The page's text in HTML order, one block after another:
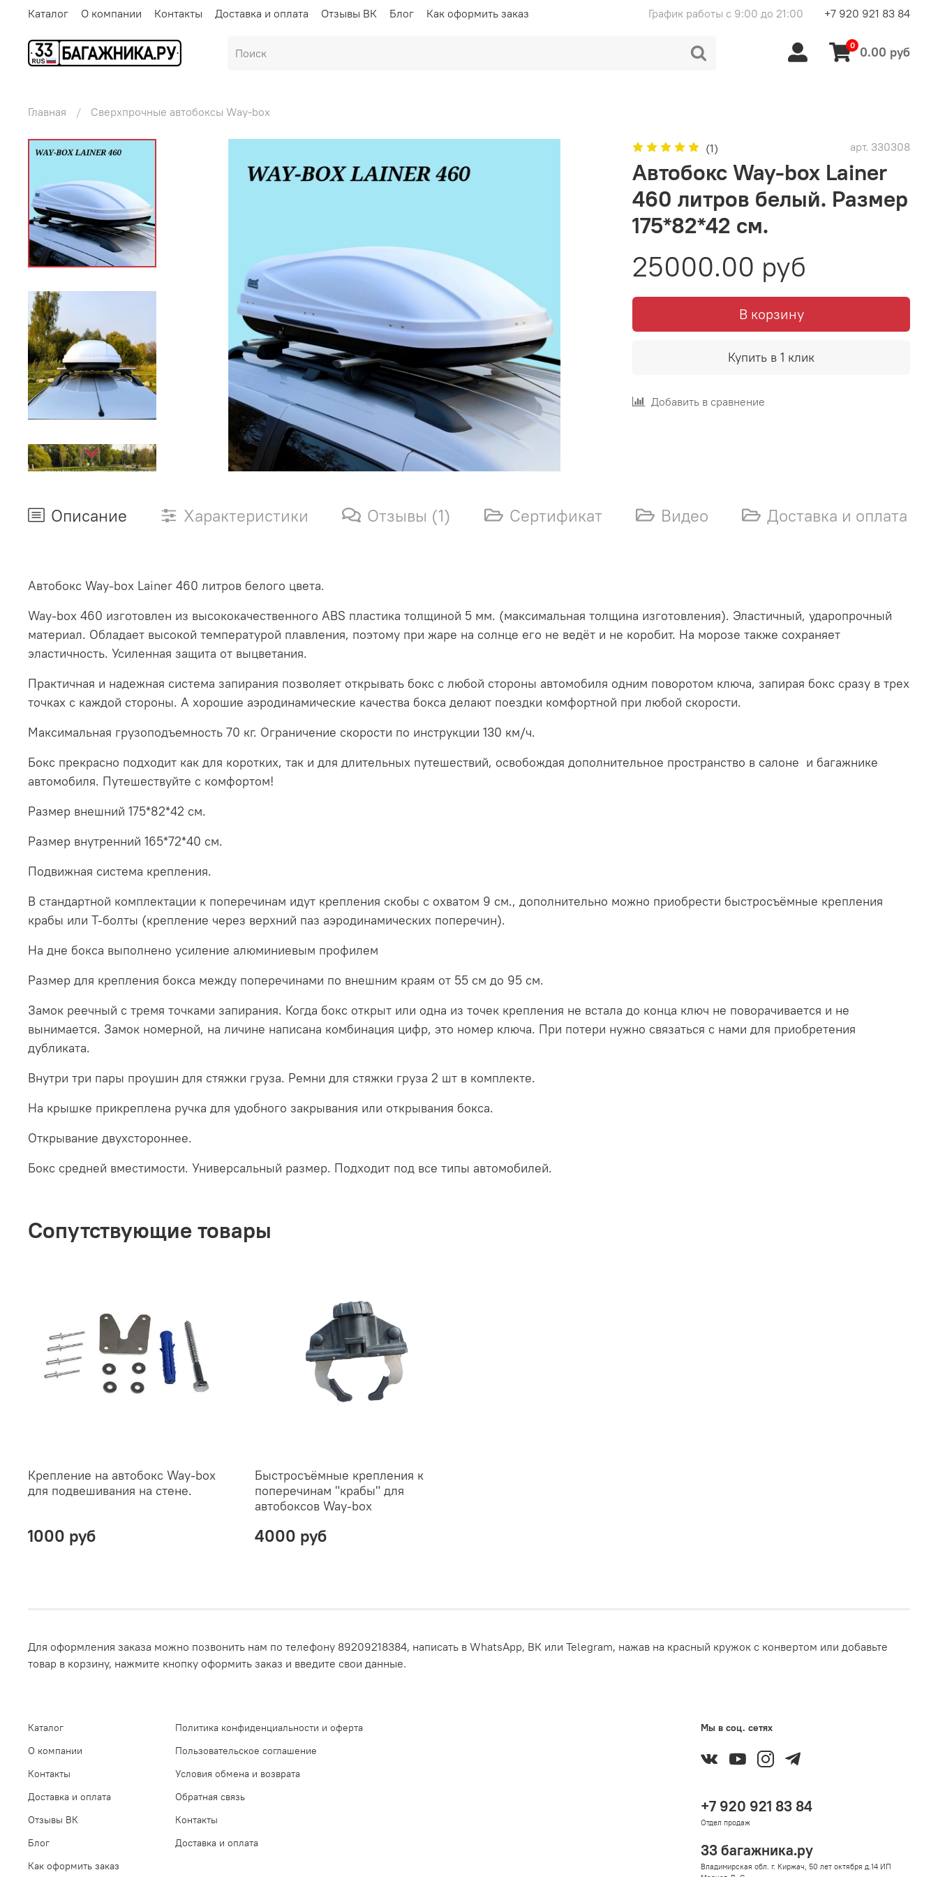
Каталог О компании Контакты Доставка и оплата Отзывы ВК Блог Как оформить заказ График работы с 9:00 до 21:00 +7 920 921 83 84
0 0.00 руб
Главная Сверхпрочные автобоксы Way-box
(1) арт. 330308
Автобокс Way-box Lainer
460 литров белый. Размер
175*82*42 см.
25000.00 руб
В корзину
Купить в 1 клик
Добавить в сравнение
Описание Характеристики Отзывы (1) Сертификат Видео Доставка и оплата
Автобокс Way-box Lainer 460 литров белого цвета.
Way-box 460 изготовлен из высококачественного ABS пластика толщиной 5 мм. (максимальная толщина изготовления). Эластичный, ударопрочный
материал. Обладает высокой температурой плавления, поэтому при жаре на солнце его не ведёт и не коробит. На морозе также сохраняет
эластичность. Усиленная защита от выцветания.
Практичная и надежная система запирания позволяет открывать бокс с любой стороны автомобиля одним поворотом ключа, запирая бокс сразу в трех
точках с каждой стороны. А хорошие аэродинамические качества бокса делают поездки комфортной при любой скорости.
Максимальная грузоподъемность 70 кг. Ограничение скорости по инструкции 130 км/ч.
Бокс прекрасно подходит как для коротких, так и для длительных путешествий, освобождая дополнительное пространство в салоне и багажнике
автомобиля. Путешествуйте с комфортом!
Размер внешний 175*82*42 см.
Размер внутренний 165*72*40 см.
Подвижная система крепления.
В стандартной комплектации к поперечинам идут крепления скобы с охватом 9 см., дополнительно можно приобрести быстросъёмные крепления
крабы или Т-болты (крепление через верхний паз аэродинамических поперечин).
На дне бокса выполнено усиление алюминиевым профилем
Размер для крепления бокса между поперечинами по внешним краям от 55 см до 95 см.
Замок реечный с тремя точками запирания. Когда бокс открыт или одна из точек крепления не встала до конца ключ не поворачивается и не
вынимается. Замок номерной, на личине написана комбинация цифр, это номер ключа. При потери нужно связаться с нами для приобретения
дубликата.
Внутри три пары проушин для стяжки груза. Ремни для стяжки груза 2 шт в комплекте.
На крышке прикреплена ручка для удобного закрывания или открывания бокса.
Открывание двухстороннее.
Бокс средней вместимости. Универсальный размер. Подходит под все типы автомобилей.
Сопутствующие товары
Крепление на автобокс Way-box
для подвешивания на стене.
1000 руб
Быстросъёмные крепления к
поперечинам "крабы" для
автобоксов Way-box
4000 руб
Для оформления заказа можно позвонить нам по телефону 89209218384, написать в WhatsApp, ВК или Telegram, нажав на красный кружок с конвертом или добавьте
товар в корзину, нажмите кнопку оформить заказ и введите свои данные.
Каталог
О компании
Контакты
Доставка и оплата
Отзывы ВК
Блог
Как оформить заказ
Политика конфиденциальности и оферта
Пользовательское соглашение
Условия обмена и возврата
Обратная связь
Контакты
Доставка и оплата
Мы в соц. сетях
+7 920 921 83 84
Отдел продаж
33 багажника.ру
Владимирская обл. г. Киржач, 50 лет октября д.14 ИП